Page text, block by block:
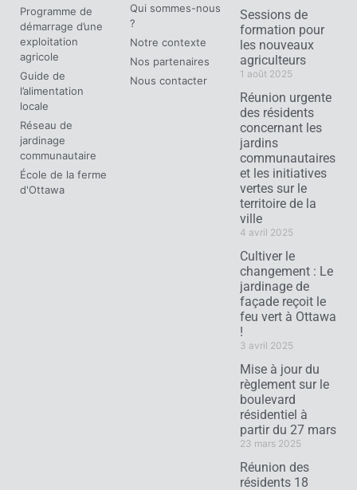
Programme de
démarrage d’une
exploitation
agricole
Guide de
l’alimentation
locale
Réseau de
jardinage
communautaire
École de la ferme
d'Ottawa
Qui sommes-nous
?
Notre contexte
Nos partenaires
Nous contacter
Sessions de
formation pour
les nouveaux
agriculteurs
1 août 2025
Réunion urgente
des résidents
concernant les
jardins
communautaires
et les initiatives
vertes sur le
territoire de la
ville
4 avril 2025
Cultiver le
changement : Le
jardinage de
façade reçoit le
feu vert à Ottawa
!
3 avril 2025
Mise à jour du
règlement sur le
boulevard
résidentiel à
partir du 27 mars
23 mars 2025
Réunion des
résidents 18